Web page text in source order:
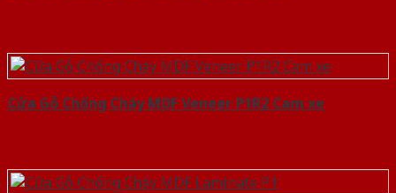
Cửa Gỗ Chống Cháy MDF Veneer P1R2 Cam xe